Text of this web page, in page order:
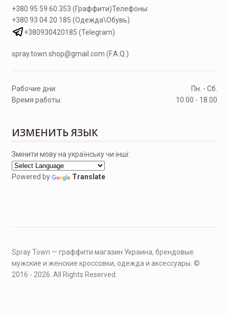
Телефоны:
+380 95 59 60 353 (Граффити)
+380 93 04 20 185 (Одежда\Обувь)
+380930420185 (Telegram)
spray.town.shop@gmail.com (F.A.Q.)
Рабочие дни:
Пн. - Сб.
Время работы:
10.00 - 18.00
ИЗМЕНИТЬ ЯЗЫК
Змінити мову на українську чи інші:
Powered by Translate
Spray Town — граффити магазин Украина, брендовые
мужские и женские кроссовки, одежда и аксессуары. ©
2016 - 2026. All Rights Reserved.